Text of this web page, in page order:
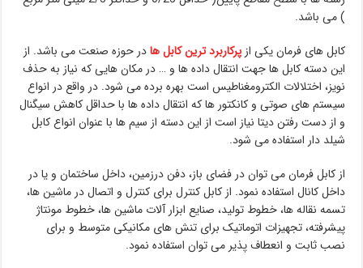
) می باشد.
کابل های فرمان یکی ازپرکاربرد ترین کابل هادر حوزه صنعت می باشد. از
این دسته کابل ها جهت انتقال داده ها و … در مکان هایی که نیاز به حذف
نویز، اختلالات الکترومغناطیس است بهره برده می شود. در واقع در انواع
سیستم های صوتی و کانکتور ها که انتقال داده ها با حداقل کاهش سیگنال
و از دست رفتن دیتا نیاز است از این دسته از سیم ها با عنوان انواع کابل
شیلد دار استفاده می شود.
از کابل فرمان می توان در فضای باز، دفن درزمین، داخل ساختمان و یا در
داخل کانال استفاده نمود. از کابل کنترل برای کنترل و اتصال در ماشین ها،
تسمه نقاله ها، خطوط تولید، صنایع ابزار آلات ماشین ها، خطوط مونتاژ
پیشرفته، تجهیزات اتوماتیک برای تنش های مکانیکی متوسط و برای
نصب ثابت و انعطاف پذیر می توان استفاده نمود.